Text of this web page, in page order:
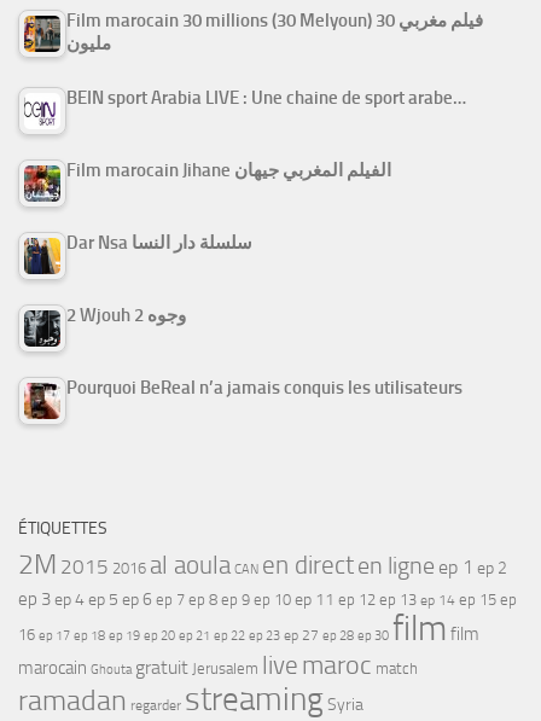
Film marocain 30 millions (30 Melyoun) فيلم مغربي 30
مليون
BEIN sport Arabia LIVE : Une chaine de sport arabe…
Film marocain Jihane الفيلم المغربي جيهان
Dar Nsa سلسلة دار النسا
2 Wjouh 2 وجوه
Pourquoi BeReal n’a jamais conquis les utilisateurs
ÉTIQUETTES
2M 2015 2016 al aoula CAN en directen ligne ep 1 ep 2
ep 3ep 4ep 5 ep 6 ep 7 ep 8 ep 9 ep 10 ep 11 ep 12 ep 13 ep 14 ep 15 ep
16 ep 17 ep 18 ep 19 ep 20 ep 21 ep 22 ep 23 ep 27 ep 28 ep 30 film film
marocain Ghouta gratuit Jerusalem live maroc match
ramadan regarder streamingSyria